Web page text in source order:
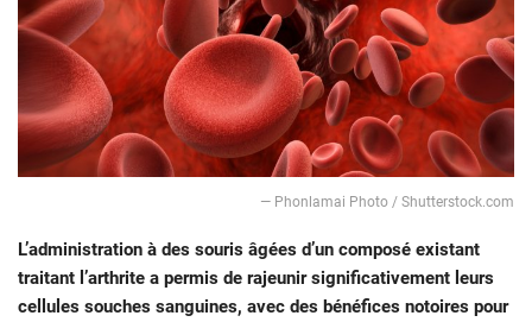
— Phonlamai Photo / Shutterstock.com
L’administration à des souris âgées d’un composé existant
traitant l’arthrite a permis de rajeunir significativement leurs
cellules souches sanguines, avec des bénéfices notoires pour